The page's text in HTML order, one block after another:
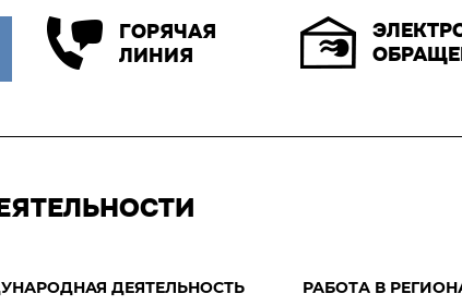
ГОРЯЧАЯ
ЛИНИЯ
ДЕЯТЕЛЬНОСТЬ
РАБОТА В